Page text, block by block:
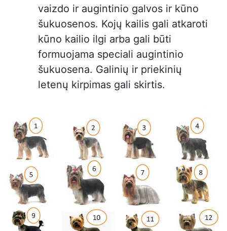
vaizdo ir augintinio galvos ir kūno
šukuosenos. Kojų kailis gali atkaroti
kūno kailio ilgi arba gali būti
formuojama speciali augintinio
šukuosena. Galinių ir priekinių
letenų kirpimas gali skirtis.